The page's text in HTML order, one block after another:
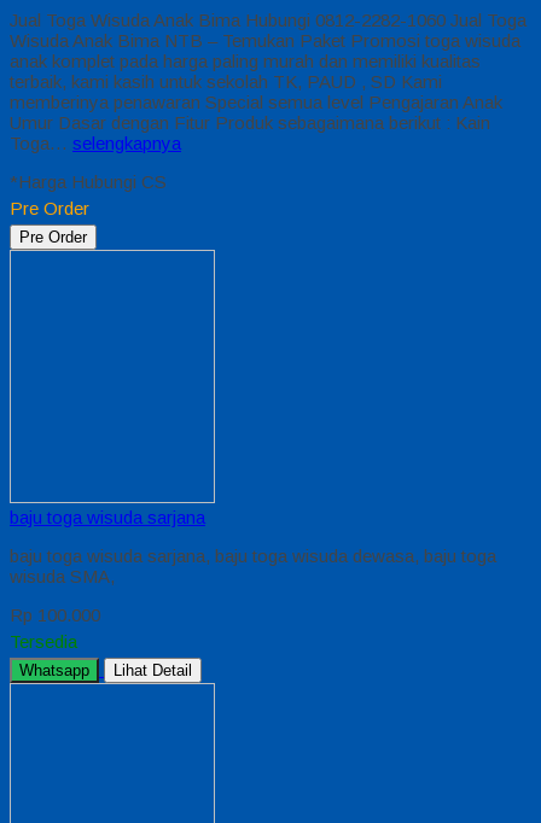
Jual Toga Wisuda Anak Bima Hubungi 0812-2282-1060 Jual Toga
Wisuda Anak Bima NTB – Temukan Paket Promosi toga wisuda
anak komplet pada harga paling murah dan memiliki kualitas
terbaik, kami kasih untuk sekolah TK, PAUD , SD Kami
memberinya penawaran Special semua level Pengajaran Anak
Umur Dasar dengan Fitur Produk sebagaimana berikut : Kain
Toga… selengkapnya
*Harga Hubungi CS
Pre Order
Pre Order
baju toga wisuda sarjana
baju toga wisuda sarjana, baju toga wisuda dewasa, baju toga
wisuda SMA,
Rp 100.000
Tersedia
Whatsapp Lihat Detail